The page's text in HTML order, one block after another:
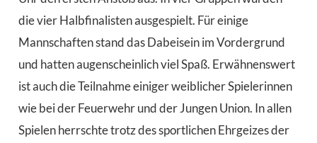
die vier Halbfinalisten ausgespielt. Für einige
Mannschaften stand das Dabeisein im Vordergrund
und hatten augenscheinlich viel Spaß. Erwähnenswert
ist auch die Teilnahme einiger weiblicher Spielerinnen
wie bei der Feuerwehr und der Jungen Union. In allen
Spielen herrschte trotz des sportlichen Ehrgeizes der